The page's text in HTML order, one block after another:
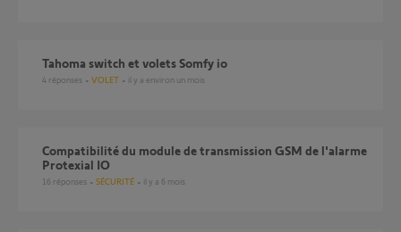
Tahoma switch et volets Somfy io
4 réponses VOLET il y a environ un mois
compatibilité du module de transmission GSM de l'alarme
Protexial IO
16 réponses SÉCURITÉ il y a 6 mois